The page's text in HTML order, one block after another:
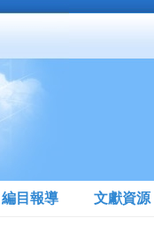
編目報導 文獻資源